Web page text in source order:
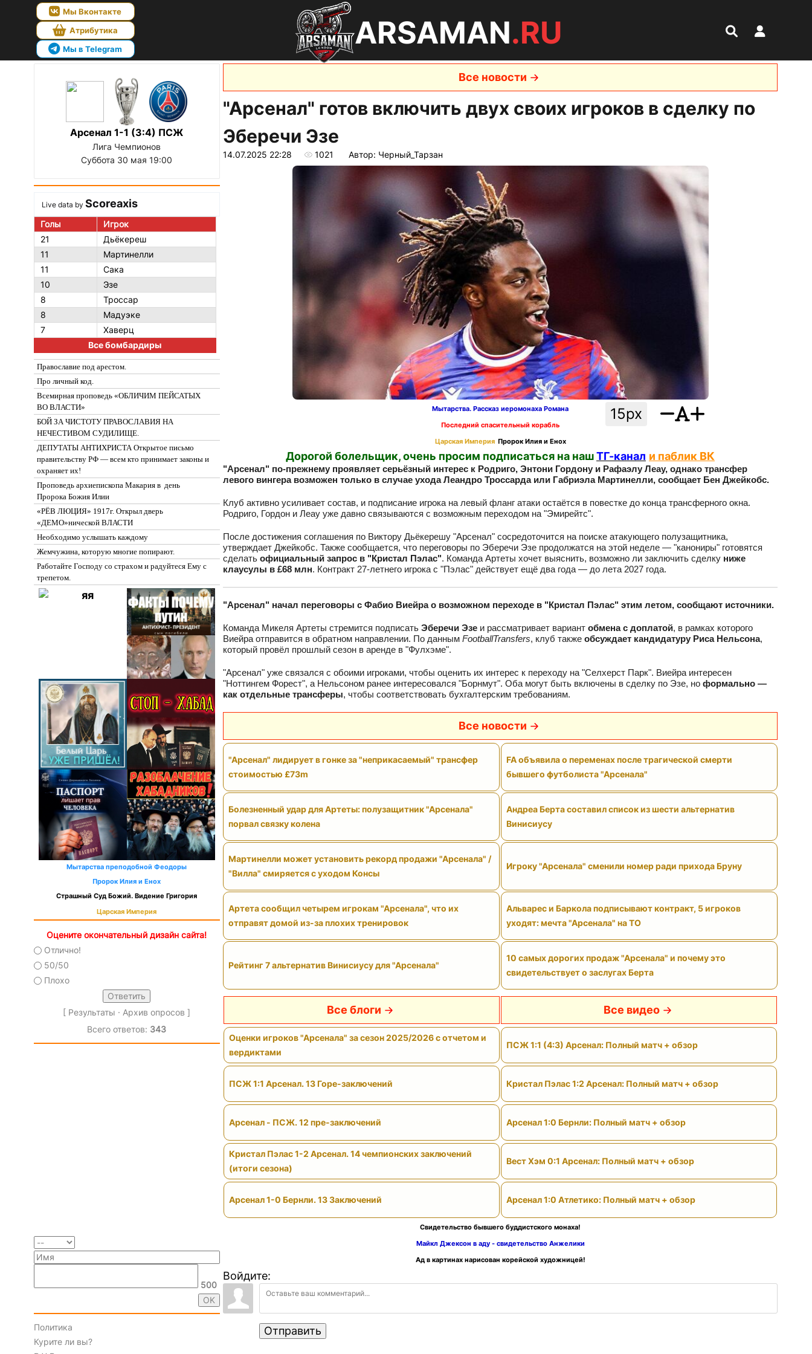
Мы Вконтакте
Атрибутика
Мы в Telegram
ARSAMAN.RU
Арсенал 1-1 (3:4) ПСЖ
Лига Чемпионов
Суббота 30 мая 19:00
Live data by Scoreaxis
Голы
Игрок
21
Дьёкереш
11
Мартинелли
11
Сака
10
Эзе
8
Троссар
8
Мадуэке
7
Хаверц
Все бомбардиры
Православие под арестом.
Про личный код.
Всемирная проповедь «ОБЛИЧИМ ПЕЙСАТЫХ
ВО ВЛАСТИ»
БОЙ ЗА ЧИСТОТУ ПРАВОСЛАВИЯ НА
НЕЧЕСТИВОМ СУДИЛИЩЕ.
ДЕПУТАТЫ АНТИХРИСТА Открытое письмо
правительству РФ — всем кто принимает законы и
охраняет их!
Проповедь архиепископа Макария в день
Пророка Божия Илии
«РЁВ ЛЮЦИЯ» 1917г. Открыл дверь
«ДЕМО»нической ВЛАСТИ
Необходимо услышать каждому
Жемчужина, которую многие попирают.
Работайте Господу со страхом и радуйтеся Ему с
трепетом.
Мытарства преподобной Феодоры
Пророк Илия и Енох
Страшный Суд Божий. Видение Григория
Царская Империя
Оцените окончательный дизайн сайта!
Отлично!
50/50
Плохо
[ Результаты · Архив опросов ]
Всего ответов: 343
500
Политика
Курите ли вы?
Все новости
"Арсенал" готов включить двух своих игроков в сделку по
Эберечи Эзе
14.07.2025 22:28 1021 Автор: Черный_Тарзан
15px
Мытарства. Рассказ иеромонаха Романа
Последний спасительный корабль
Царская Империя Пророк Илия и Енох
Дорогой болельщик, очень просим подписаться на нашТГ-канал и паблик ВК
"Арсенал" по-прежнему проявляет серьёзный интерес к Родриго, Энтони Гордону и Рафаэлу Леау, однако трансфер
левого вингера возможен только в случае ухода Леандро Троссарда или Габриэла Мартинелли, сообщает Бен Джейкобс.
Клуб активно усиливает состав, и подписание игрока на левый фланг атаки остаётся в повестке до конца трансферного окна.
Родриго, Гордон и Леау уже давно связываются с возможным переходом на "Эмирейтс".
После достижения соглашения по Виктору Дьёкерешу "Арсенал" сосредоточится на поиске атакующего полузащитника,
утверждает Джейкобс. Также сообщается, что переговоры по Эберечи Эзе продолжатся на этой неделе — "канониры" готовятся
сделать официальный запрос в "Кристал Пэлас". Команда Артеты хочет выяснить, возможно ли заключить сделку ниже
клаусулы в £68 млн. Контракт 27-летнего игрока с "Пэлас" действует ещё два года — до лета 2027 года.
"Арсенал" начал переговоры с Фабио Виейра о возможном переходе в "Кристал Пэлас" этим летом, сообщают источники.
Команда Микеля Артеты стремится подписать Эберечи Эзеи рассматривает вариант обмена с доплатой, в рамках которого
Виейра отправится в обратном направлении. По данным FootballTransfers, клуб также обсуждает кандидатуру Риса Нельсона,
который провёл прошлый сезон в аренде в "Фулхэме".
"Арсенал" уже связался с обоими игроками, чтобы оценить их интерес к переходу на "Селхерст Парк". Виейра интересен
"Ноттингем Форест", а Нельсоном ранее интересовался "Борнмут". Оба могут быть включены в сделку по Эзе, но формально —
как отдельные трансферы, чтобы соответствовать бухгалтерским требованиям.
Все новости
"Арсенал" лидирует в гонке за "неприкасаемый" трансфер
стоимостью £73m
FA объявила о переменах после трагической смерти
бывшего футболиста "Арсенала"
Болезненный удар для Артеты: полузащитник "Арсенала"
порвал связку колена
Андреа Берта составил список из шести альтернатив
Винисиусу
Мартинелли может установить рекорд продажи "Арсенала" /
"Вилла" смиряется с уходом Консы
Игроку "Арсенала" сменили номер ради прихода Бруну
Артета сообщил четырем игрокам "Арсенала", что их
отправят домой из-за плохих тренировок
Альварес и Баркола подписывают контракт, 5 игроков
уходят: мечта "Арсенала" на ТО
Рейтинг 7 альтернатив Винисиусу для "Арсенала"
10 самых дорогих продаж "Арсенала" и почему это
свидетельствует о заслугах Берта
Все блоги
Оценки игроков "Арсенала" за сезон 2025/2026 с отчетом и
вердиктами
ПСЖ 1:1 Арсенал. 13 Горе-заключений
Арсенал - ПСЖ. 12 пре-заключений
Кристал Пэлас 1-2 Арсенал. 14 чемпионских заключений
(итоги сезона)
Арсенал 1-0 Бернли. 13 Заключений
Все видео
ПСЖ 1:1 (4:3) Арсенал: Полный матч + обзор
Кристал Пэлас 1:2 Арсенал: Полный матч + обзор
Арсенал 1:0 Бернли: Полный матч + обзор
Вест Хэм 0:1 Арсенал: Полный матч + обзор
Арсенал 1:0 Атлетико: Полный матч + обзор
Свидетельство бывшего буддистского монаха!
Майкл Джексон в аду - свидетельство Анжелики
Ад в картинах нарисован корейской художницей!
Войдите:
Отправить